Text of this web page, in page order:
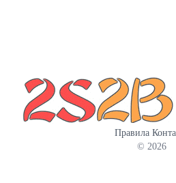
Правила
© 2026